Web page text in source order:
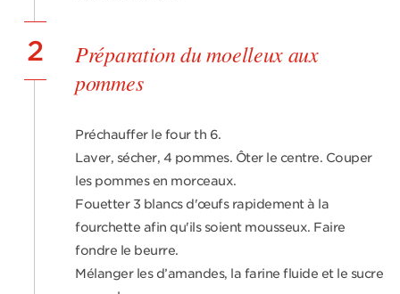
2
Préparation du moelleux aux
pommes
Préchauffer le four th 6.
Laver, sécher, 4 pommes. Ôter le centre. Couper
les pommes en morceaux.
Fouetter 3 blancs d'œufs rapidement à la
fourchette afin qu'ils soient mousseux. Faire
fondre le beurre.
Mélanger les d’amandes, la farine fluide et le sucre